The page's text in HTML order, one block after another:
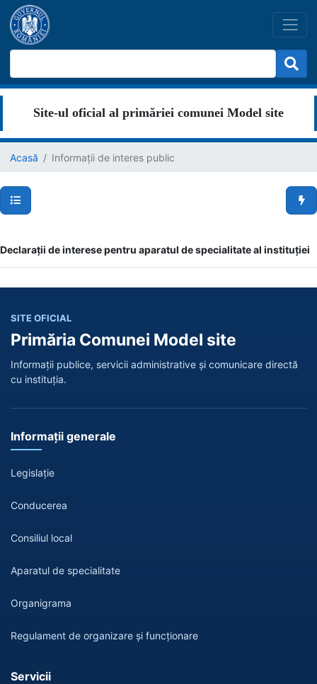
Site-ul oficial al primăriei comunei Model site
Acasă Informații de interes public
Secțiuni pagină
Declarații de interese pentru aparatul de specialitate al instituției
SITE OFICIAL
Primăria Comunei Model site
Informații publice, servicii administrative și comunicare directă
cu instituția.
Informații generale
Legislație
Conducerea
Consiliul local
Aparatul de specialitate
Organigrama
Regulament de organizare și funcționare
Servicii